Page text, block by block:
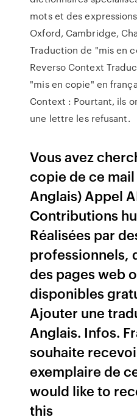
mots et des
Oxford, Cambridge,
Traduction de "mis en
Reverso Context
"mis en copie" en
Context : Pourtant, ils
une lettre les refusant.
Vous avez
copie de ce mail
Anglais) Appel
Contributions
Réalisées par
professionnels,
des pages web
disponibles
Ajouter une
Anglais. Infos.
souhaite
exemplaire de
would like to
this